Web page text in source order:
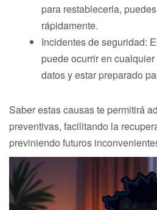
para restablecerla,
rápidamente.
Incidentes de seguridad:
puede ocurrir en
datos y estar preparado
Saber estas causas te permitirá
preventivas, facilitando la
previniendo futuros